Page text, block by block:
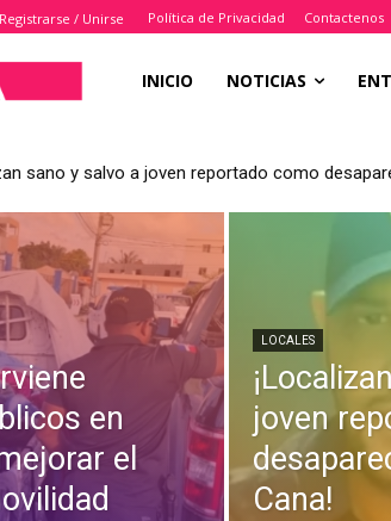
Registrarse / Unirse Política de Privacidad Contactenos
INICIO NOTICIAS
sano y salvo a joven reportado como
en
el
LOCALES
joven
Cana!